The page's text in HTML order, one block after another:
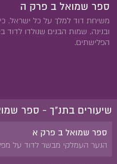
ספר שמואל ב פרק ה
משיחת דוד למלך על כל ישראל.
ובנינה. שמות הבנים שנולדו
הפלישתים.
שיעורים בתנ"ך - ספר
ספר שמואל ב פרק א
הנער העמלקי מבשר לדוד על